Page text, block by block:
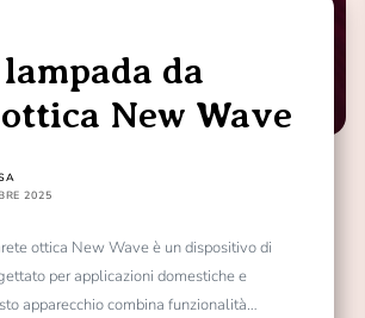
da
New Wave
2025
ottica New Wave è un dispositivo di
per applicazioni domestiche e
apparecchio combina funzionalità